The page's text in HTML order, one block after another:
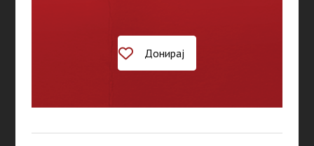
Донирај